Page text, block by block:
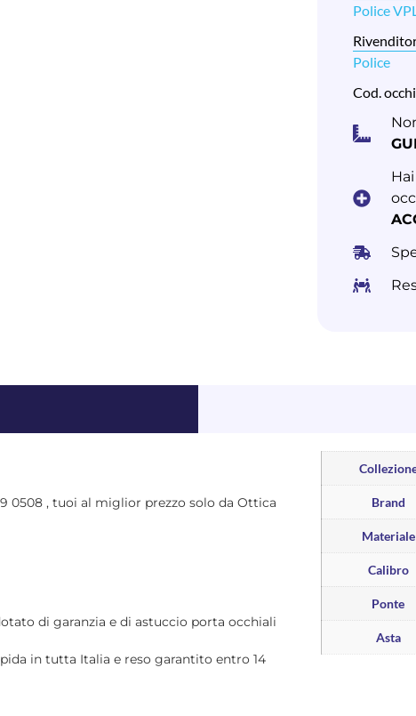
Police
Police
Cod.
0508 , tuoi al miglior prezzo solo da Ottica
di garanzia e di astuccio porta occhiali
in tutta Italia e reso garantito entro 14
Brand
Materiale
Calibro
Ponte
Asta